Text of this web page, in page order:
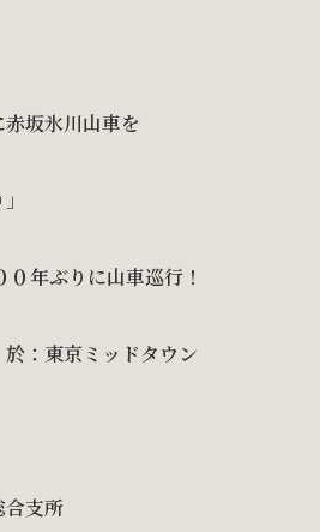
赤坂氷川山車を
０年ぶりに山車巡行！
：東京ミッドタウン
支所